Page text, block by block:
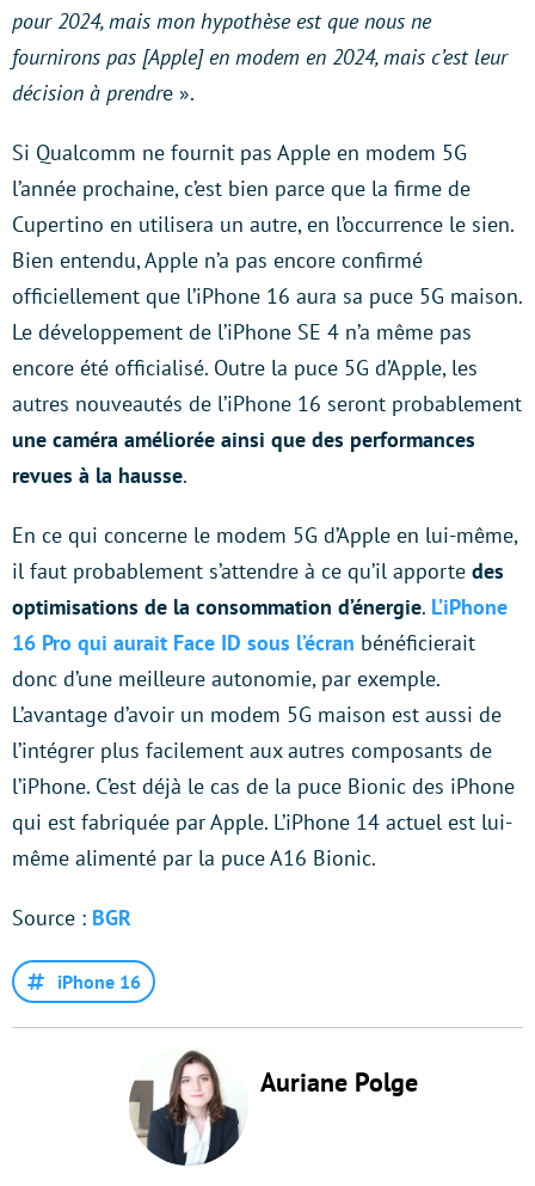
pour 2024, mais mon hypothèse est que nous ne
fournirons pas [Apple] en modem en 2024, mais c’est leur
décision à prendre ».
Si Qualcomm ne fournit pas Apple en modem 5G
l’année prochaine, c’est bien parce que la firme de
Cupertino en utilisera un autre, en l’occurrence le sien.
Bien entendu, Apple n’a pas encore confirmé
officiellement que l’iPhone 16 aura sa puce 5G maison.
Le développement de l’iPhone SE 4 n’a même pas
encore été officialisé. Outre la puce 5G d’Apple, les
autres nouveautés de l’iPhone 16 seront probablement
une caméra améliorée ainsi que des performances
revues à la hausse.
En ce qui concerne le modem 5G d’Apple en lui-même,
il faut probablement s’attendre à ce qu’il apporte des
optimisations de la consommation d’énergie. L’iPhone
16 Pro qui aurait Face ID sous l’écran bénéficierait
donc d’une meilleure autonomie, par exemple.
L’avantage d’avoir un modem 5G maison est aussi de
l’intégrer plus facilement aux autres composants de
l’iPhone. C’est déjà le cas de la puce Bionic des iPhone
qui est fabriquée par Apple. L’iPhone 14 actuel est lui-
même alimenté par la puce A16 Bionic.
Source : BGR
iPhone 16
Auriane Polge